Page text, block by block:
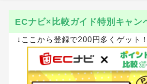
ECナビ×比較ガイド特別キャン
↓ここから登録で200円多くゲット！